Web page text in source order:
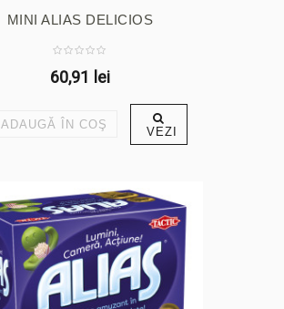
MINI ALIAS DELICIOS
60,91 lei
ADAUGĂ ÎN COŞ VEZI